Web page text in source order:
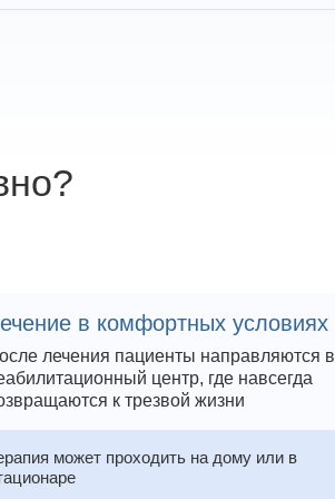
в комфортных условиях
лечения пациенты направляются в
центр, где навсегда
к трезвой жизни
может проходить на дому или в